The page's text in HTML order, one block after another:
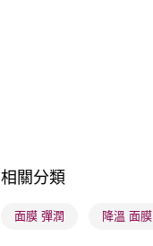
相關分類
面膜 彈潤 降溫 面膜